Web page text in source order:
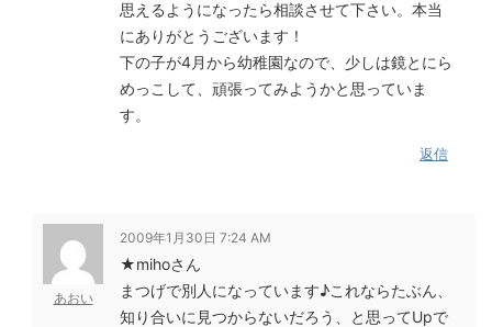
思えるようになったら相談させて下さい。本当
にありがとうございます！
下の子が4月から幼稚園なので、少しは鏡とにら
めっこして、頑張ってみようかと思っていま
す。
返信
あおい
2009年1月30日 7:24 AM
★mihoさん
まつげで別人になっています♪これならたぶん、
知り合いに見つからないだろう、と思ってUpで